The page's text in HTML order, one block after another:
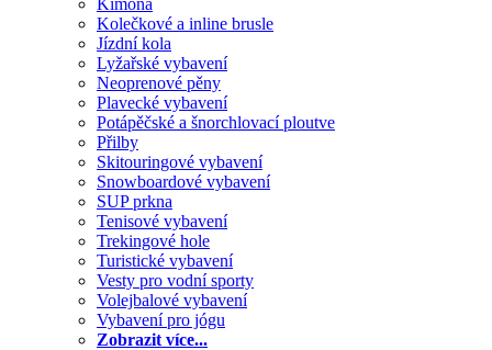
Kimona
Kolečkové a inline brusle
Jízdní kola
Lyžařské vybavení
Neoprenové pěny
Plavecké vybavení
Potápěčské a šnorchlovací ploutve
Přilby
Skitouringové vybavení
Snowboardové vybavení
SUP prkna
Tenisové vybavení
Trekingové hole
Turistické vybavení
Vesty pro vodní sporty
Volejbalové vybavení
Vybavení pro jógu
Zobrazit více...